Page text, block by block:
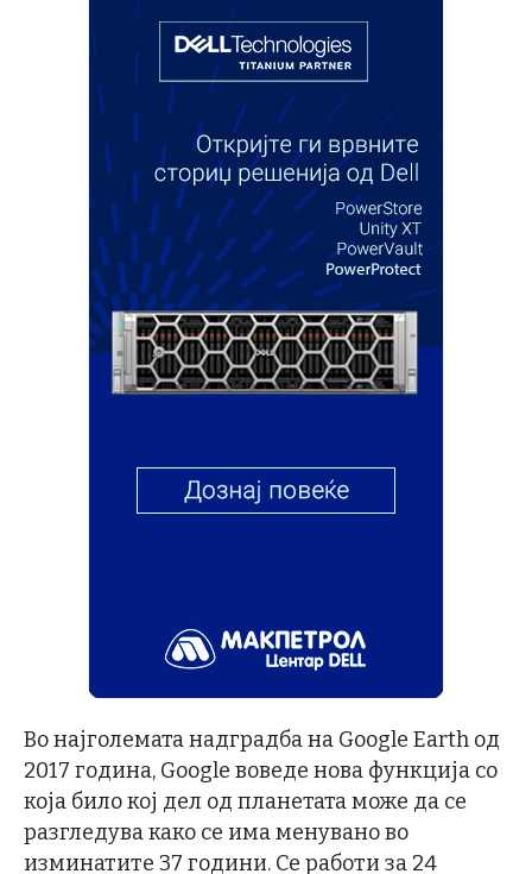
Во најголемата надградба на Google Earth од
2017 година, Google воведе нова функција со
која било кој дел од планетата може да се
разгледува како се има менувано во
изминатите 37 години. Се работи за 24